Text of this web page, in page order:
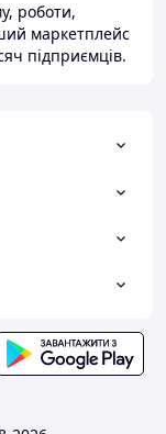
роботи,
маркетплейс
підприємців.